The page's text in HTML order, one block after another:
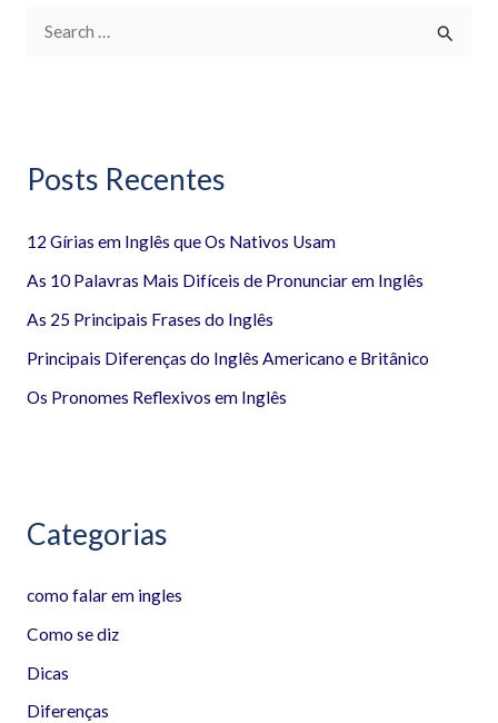
u
s
a
r
Posts Recentes
12 Gírias em Inglês que Os Nativos Usam
As 10 Palavras Mais Difíceis de Pronunciar em Inglês
As 25 Principais Frases do Inglês
Principais Diferenças do Inglês Americano e Britânico
Os Pronomes Reflexivos em Inglês
Categorias
como falar em ingles
Como se diz
Dicas
Diferenças